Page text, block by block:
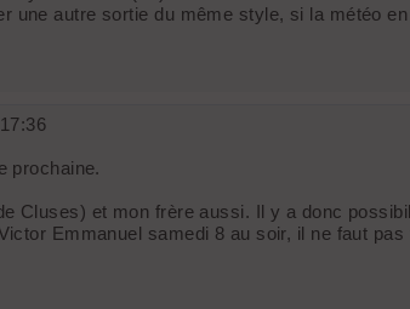
une autre sortie du même style, si la météo
prochaine.
Cluses) et mon frère aussi. Il y a donc
Emmanuel samedi 8 au soir, il ne faut